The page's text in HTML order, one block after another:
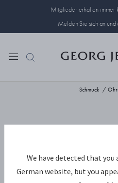
Mitglieder erhalten immer
Melden Sie sich an
Schmuck
We have detected that
German website, but you